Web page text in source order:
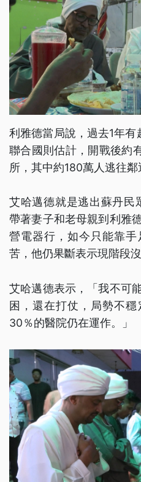
利雅德當局說，過去1年有
聯合國則估計，開戰後約
所，其中約180萬人逃往鄰
艾哈邁德就是逃出蘇丹
帶著妻子和老母親到利雅
營電器行，如今只能靠
苦，他仍果斷表示現階段沒
艾哈邁德表示，「我不可
困，還在打仗，局勢不
30％的醫院仍在運作。」